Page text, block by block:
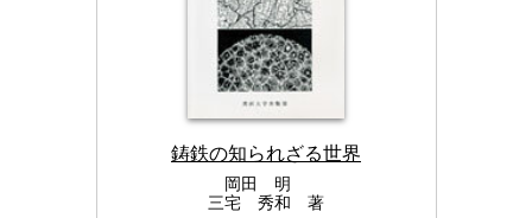
鋳鉄の知られざる世界
岡田 明
三宅 秀和 著